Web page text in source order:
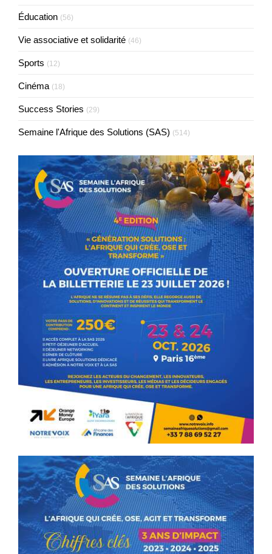
Éducation (56)
Vie associative et solidarité (46)
Sports (12)
Cinéma (18)
Success Stories (29)
Semaine l'Afrique des Solutions (SAS) (514)